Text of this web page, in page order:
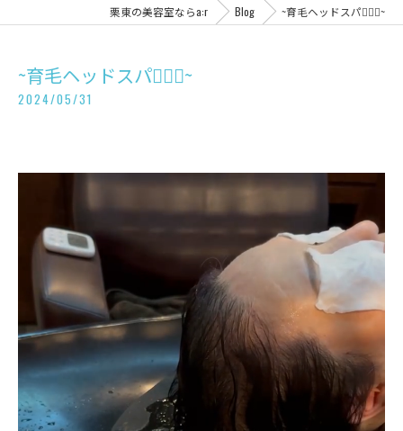
栗東の美容室ならa:r Blog ~育毛ヘッドスパ💆🏻‍♀️~
~育毛ヘッドスパ💆🏻‍♀️~
2024/05/31